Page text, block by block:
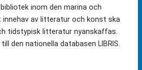
inom den marina och
av litteratur och konst ska
tidstypisk litteratur nyanskaffas.
den nationella databasen LIBRIS.